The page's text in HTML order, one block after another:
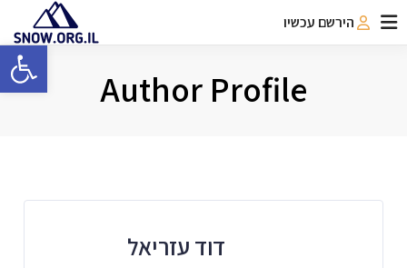
הירשם עכשיו
Author Profile
דוד עזריאל